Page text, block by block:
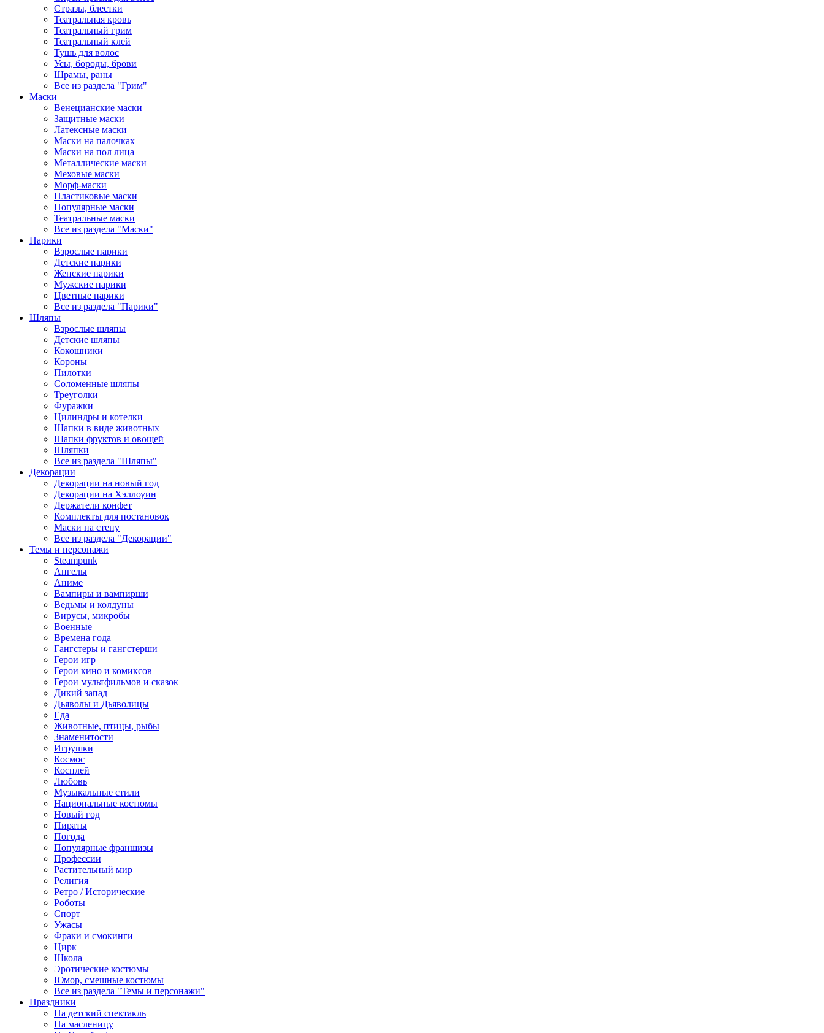
Стразы, блестки
Театральная кровь
Театральный грим
Театральный клей
Тушь для волос
Усы, бороды, брови
Шрамы, раны
Все из раздела "Грим"
Маски
Венецианские маски
Защитные маски
Латексные маски
Маски на палочках
Маски на пол лица
Металлические маски
Меховые маски
Морф-маски
Пластиковые маски
Популярные маски
Театральные маски
Все из раздела "Маски"
Парики
Взрослые парики
Детские парики
Женские парики
Мужские парики
Цветные парики
Все из раздела "Парики"
Шляпы
Взрослые шляпы
Детские шляпы
Кокошники
Короны
Пилотки
Соломенные шляпы
Треуголки
Фуражки
Цилиндры и котелки
Шапки в виде животных
Шапки фруктов и овощей
Шляпки
Все из раздела "Шляпы"
Декорации
Декорации на новый год
Декорации на Хэллоуин
Держатели конфет
Комплекты для постановок
Маски на стену
Все из раздела "Декорации"
Темы и персонажи
Steampunk
Ангелы
Аниме
Вампиры и вампирши
Ведьмы и колдуны
Вирусы, микробы
Военные
Времена года
Гангстеры и гангстерши
Герои игр
Герои кино и комиксов
Герои мультфильмов и сказок
Дикий запад
Дьяволы и Дьяволицы
Еда
Животные, птицы, рыбы
Знаменитости
Игрушки
Космос
Косплей
Любовь
Музыкальные стили
Национальные костюмы
Новый год
Пираты
Погода
Популярные франшизы
Профессии
Растительный мир
Религия
Ретро / Исторические
Роботы
Спорт
Ужасы
Фраки и смокинги
Цирк
Школа
Эротические костюмы
Юмор, смешные костюмы
Все из раздела "Темы и персонажи"
Праздники
На детский спектакль
На масленицу